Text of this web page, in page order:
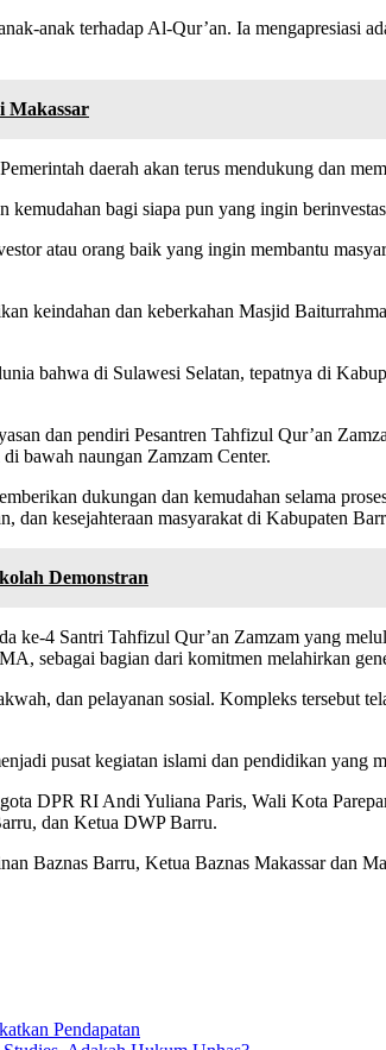
anak terhadap Al-Qur’an. Ia mengapresiasi
Makassar
daerah akan terus mendukung dan
bagi siapa pun yang ingin
atau orang baik yang ingin membantu
keindahan dan keberkahan Masjid
bahwa di Sulawesi Selatan, tepatnya di
dan pendiri Pesantren Tahfizul Qur’an
bawah naungan Zamzam Center.
dukungan dan kemudahan selama
dan kesejahteraan masyarakat di Kabupaten
Demonstran
ke-4 Santri Tahfizul Qur’an Zamzam yang
sebagai bagian dari komitmen melahirkan
dan pelayanan sosial. Kompleks tersebut
pusat kegiatan islami dan pendidikan yang
DPR RI Andi Yuliana Paris, Wali Kota
dan Ketua DWP Barru.
Baznas Barru, Ketua Baznas Makassar dan
Pendapatan